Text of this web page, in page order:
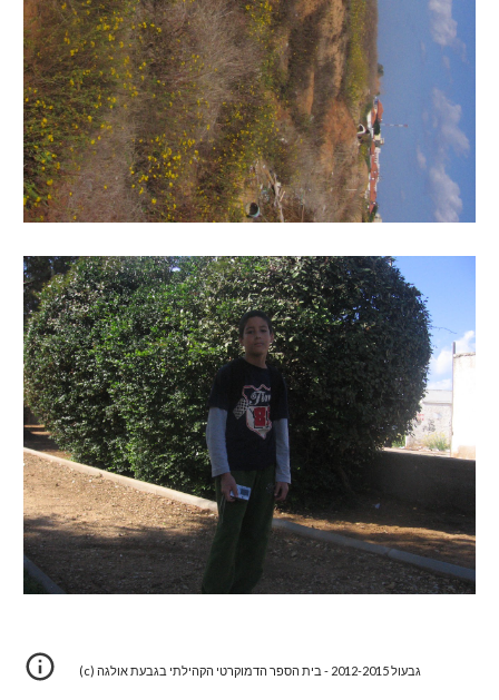
(c) גבעול 2012-2015 - בית הספר הדמוקרטי הקהילתי בגבעת אולגה